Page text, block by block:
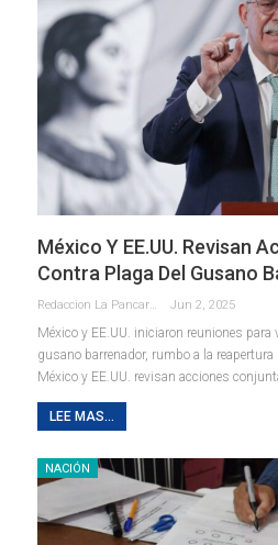
México Y EE.UU. Revisan
Contra Plaga Del Gusano
Redaccion La Pancarta De Quintana Roo Jun 2, 2025
México y EE.UU. iniciaron reuniones para
gusano barrenador, rumbo a la reapertura
México y EE.UU. revisan acciones
LEE MAS...
NACIÓN